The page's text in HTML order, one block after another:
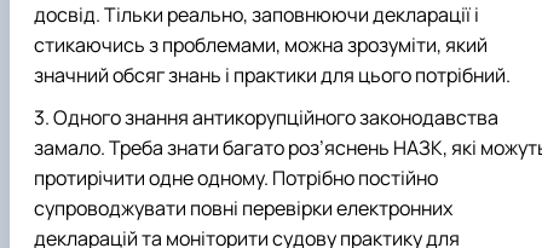
досвід. Тільки реально, заповнюючи декларації і
стикаючись з проблемами, можна зрозуміти, який
значний обсяг знань і практики для цього потрібний.
Одного знання антикорупційного законодавства
замало. Треба знати багато роз’яснень НАЗК, які
протирічити одне одному. Потрібно постійно
супроводжувати повні перевірки електронних
декларацій та моніторити судову практику для